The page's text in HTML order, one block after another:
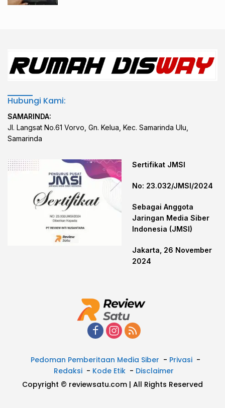
Hubungi Kami:
SAMARINDA:
Jl. Langsat No.61 Vorvo, Gn. Kelua, Kec. Samarinda Ulu,
Samarinda
Sertifikat JMSI
No: 23.032/JMSI/2024
Sebagai Anggota
Jaringan Media Siber
Indonesia (JMSI)
Jakarta, 26 November
2024
Pedoman Pemberitaan Media Siber
Privasi
Redaksi
Kode Etik
Disclaimer
Copyright © reviewsatu.com | All Rights Reserved